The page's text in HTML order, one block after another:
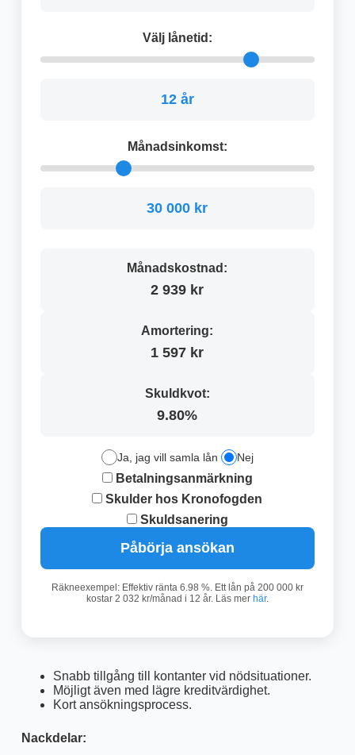
Välj lånetid:
12 år
Månadsinkomst:
30 000 kr
Månadskostnad:
2 939 kr
Amortering:
1 597 kr
Skuldkvot:
9.80%
Ja, jag vill samla lån Nej
Betalningsanmärkning
Skulder hos Kronofogden
Skuldsanering
Påbörja ansökan
Räkneexempel: Effektiv ränta 6.98 %. Ett lån på 200 000 kr
kostar 2 032 kr/månad i 12 år. Läs mer här.
Snabb tillgång till kontanter vid nödsituationer.
Möjligt även med lägre kreditvärdighet.
Kort ansökningsprocess.
Nackdelar: